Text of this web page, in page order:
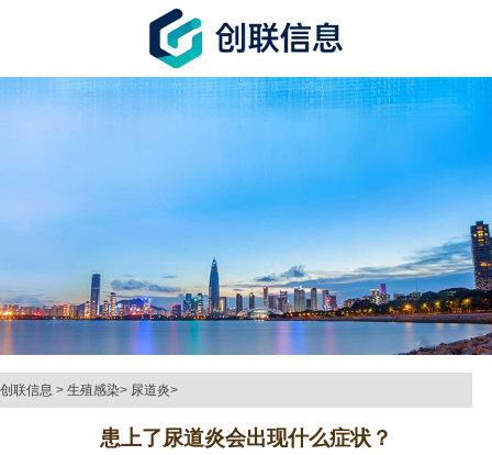
创联信息 > 生殖感染> 尿道炎>
患上了尿道炎会出现什么症状？